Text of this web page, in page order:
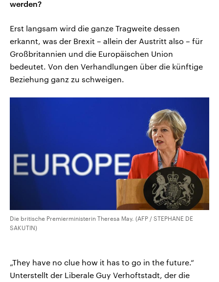
werden?
Erst langsam wird die ganze Tragweite dessen
erkannt, was der Brexit – allein der Austritt also – für
Großbritannien und die Europäischen Union
bedeutet. Von den Verhandlungen über die künftige
Beziehung ganz zu schweigen.
Die britische Premierministerin Theresa May. (AFP / STEPHANE DE
SAKUTIN)
„They have no clue how it has to go in the future.“
Unterstellt der Liberale Guy Verhoftstadt, der die